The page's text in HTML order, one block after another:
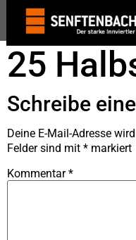
25
Schreibe
Deine E-Mail-Adresse
Felder sind mit * markiert
Kommentar*